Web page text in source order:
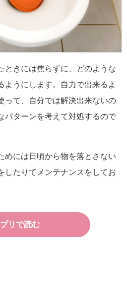
ときには焦らずに、どのような
ようにします。自力で出来るよ
って、自分では解決出来ないの
パターンを考えて対処するので
めには日頃から物を落とさない
したりてメンテナンスをしてお
リで読む